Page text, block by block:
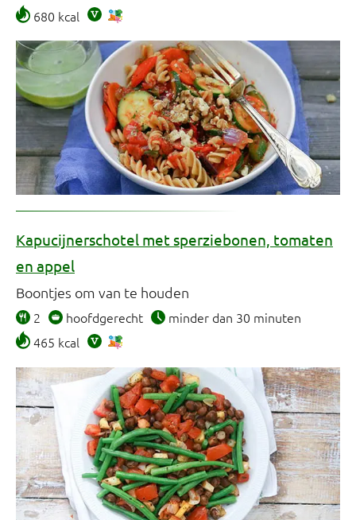
680 kcal
Kapucijnerschotel met sperziebonen, tomaten
en appel
Boontjes om van te houden
2 hoofdgerecht
minder dan 30 minuten
465 kcal